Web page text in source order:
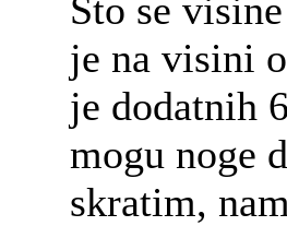
Sto se
je na visini
je dodatnih
mogu noge
skratim,